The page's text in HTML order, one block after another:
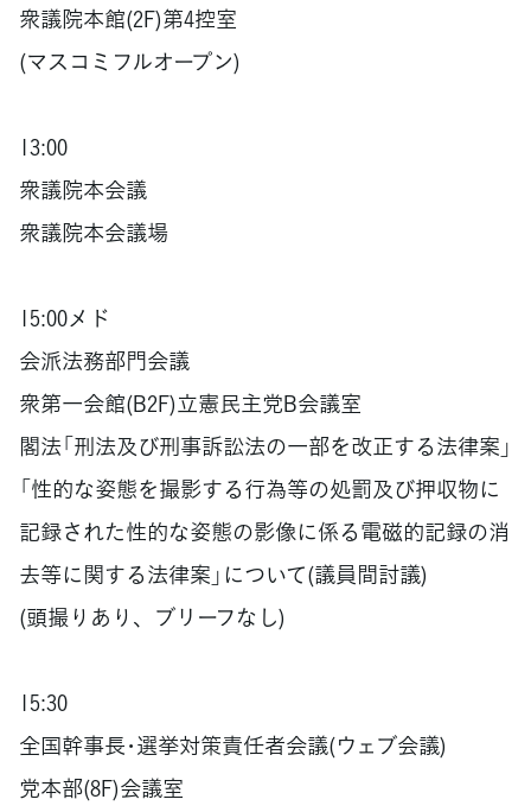
衆議院本館(2F)第4控室
(マスコミフルオープン)
13:00
衆議院本会議
衆議院本会議場
15:00メド
会派法務部門会議
衆第一会館(B2F)立憲民主党B会議室
閣法「刑法及び刑事訴訟法の一部を改正する法律案」
「性的な姿態を撮影する行為等の処罰及び押収物に
記録された性的な姿態の影像に係る電磁的記録の消
去等に関する法律案」について(議員間討議)
(頭撮りあり、ブリーフなし)
15:30
全国幹事長･選挙対策責任者会議(ウェブ会議)
党本部(8F)会議室